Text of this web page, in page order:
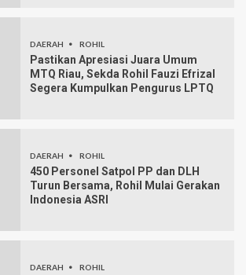
DAERAH ROHIL
Pastikan Apresiasi Juara Umum
MTQ Riau, Sekda Rohil Fauzi Efrizal
Segera Kumpulkan Pengurus LPTQ
DAERAH ROHIL
450 Personel Satpol PP dan DLH
Turun Bersama, Rohil Mulai Gerakan
Indonesia ASRI
DAERAH ROHIL